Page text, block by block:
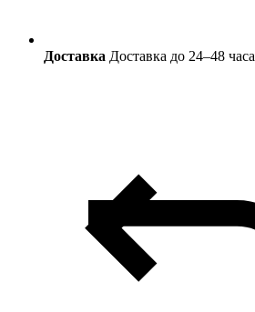
Доставка Доставка до 24–48 часа